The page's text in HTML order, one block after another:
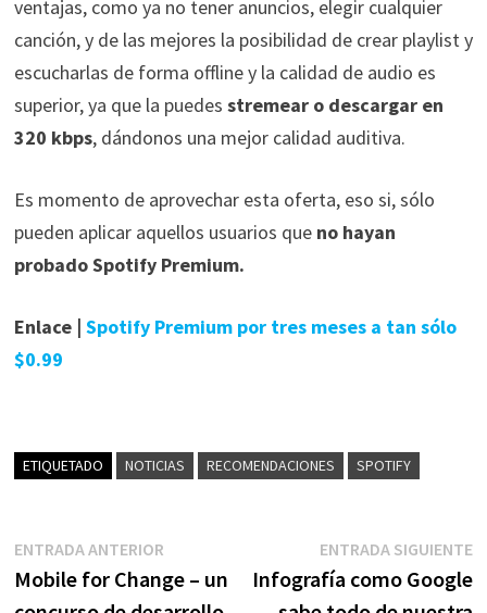
ventajas, como ya no tener anuncios, elegir cualquier
canción, y de las mejores la posibilidad de crear playlist y
escucharlas de forma offline y la calidad de audio es
superior, ya que la puedes stremear o descargar en
320 kbps, dándonos una mejor calidad auditiva.
Es momento de aprovechar esta oferta, eso si, sólo
pueden aplicar aquellos usuarios que no hayan
probado Spotify Premium.
Enlace | Spotify Premium por tres meses a tan sólo
$0.99
ETIQUETADO NOTICIAS RECOMENDACIONES SPOTIFY
Navegación
de
ENTRADA ANTERIOREntrada
anterior:
Mobile for Change – un
ENTRADA SIGUIENTE
Infografía como Google